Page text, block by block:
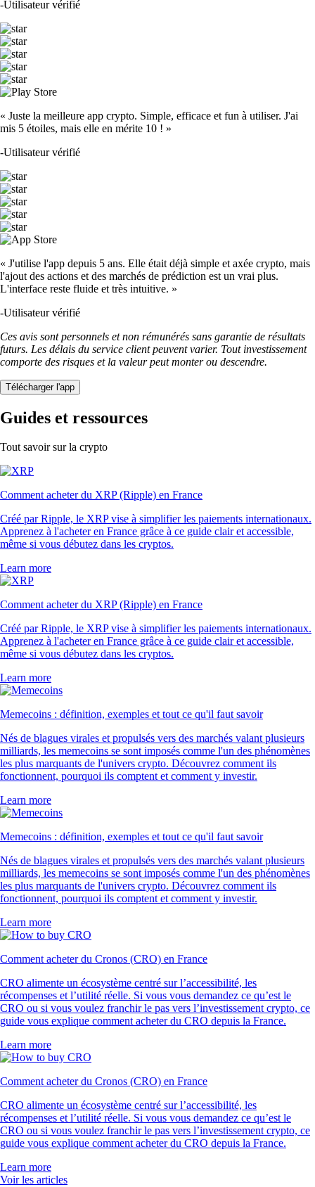
-Utilisateur vérifié
« Juste la meilleure app crypto. Simple, efficace et fun à utiliser. J'ai
mis 5 étoiles, mais elle en mérite 10 ! »
-Utilisateur vérifié
« J'utilise l'app depuis 5 ans. Elle était déjà simple et axée crypto, mais
l'ajout des actions et des marchés de prédiction est un vrai plus.
L'interface reste fluide et très intuitive. »
-Utilisateur vérifié
Ces avis sont personnels et non rémunérés sans garantie de résultats
futurs. Les délais du service client peuvent varier. Tout investissement
comporte des risques et la valeur peut monter ou descendre.
Télécharger l'app
Guides et ressources
Tout savoir sur la crypto
Comment acheter du XRP (Ripple) en France
Créé par Ripple, le XRP vise à simplifier les paiements internationaux.
Apprenez à l'acheter en France grâce à ce guide clair et accessible,
même si vous débutez dans les cryptos.
Learn more
Comment acheter du XRP (Ripple) en France
Créé par Ripple, le XRP vise à simplifier les paiements internationaux.
Apprenez à l'acheter en France grâce à ce guide clair et accessible,
même si vous débutez dans les cryptos.
Learn more
Memecoins : définition, exemples et tout ce qu'il faut savoir
Nés de blagues virales et propulsés vers des marchés valant plusieurs
milliards, les memecoins se sont imposés comme l'un des phénomènes
les plus marquants de l'univers crypto. Découvrez comment ils
fonctionnent, pourquoi ils comptent et comment y investir.
Learn more
Memecoins : définition, exemples et tout ce qu'il faut savoir
Nés de blagues virales et propulsés vers des marchés valant plusieurs
milliards, les memecoins se sont imposés comme l'un des phénomènes
les plus marquants de l'univers crypto. Découvrez comment ils
fonctionnent, pourquoi ils comptent et comment y investir.
Learn more
Comment acheter du Cronos (CRO) en France
CRO alimente un écosystème centré sur l’accessibilité, les
récompenses et l’utilité réelle. Si vous vous demandez ce qu’est le
CRO ou si vous voulez franchir le pas vers l’investissement crypto, ce
guide vous explique comment acheter du CRO depuis la France.
Learn more
Comment acheter du Cronos (CRO) en France
CRO alimente un écosystème centré sur l’accessibilité, les
récompenses et l’utilité réelle. Si vous vous demandez ce qu’est le
CRO ou si vous voulez franchir le pas vers l’investissement crypto, ce
guide vous explique comment acheter du CRO depuis la France.
Learn more
Voir les articles